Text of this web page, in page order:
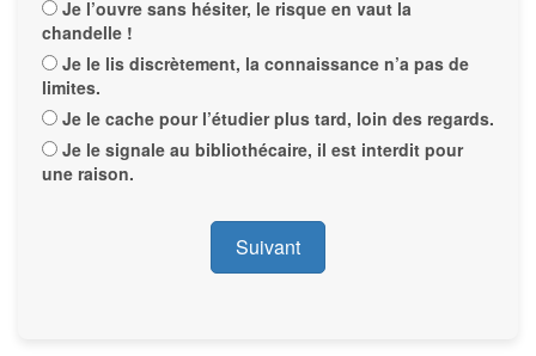
Je l’ouvre sans hésiter, le risque en vaut la
chandelle !
Je le lis discrètement, la connaissance n’a pas de
limites.
Je le cache pour l’étudier plus tard, loin des regards.
Je le signale au bibliothécaire, il est interdit pour
une raison.
Suivant